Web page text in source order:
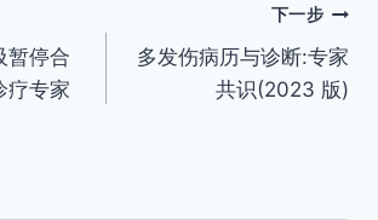
暂停合
疗专家
下一步
多发伤病历与诊断:专家
共识(2023 版)